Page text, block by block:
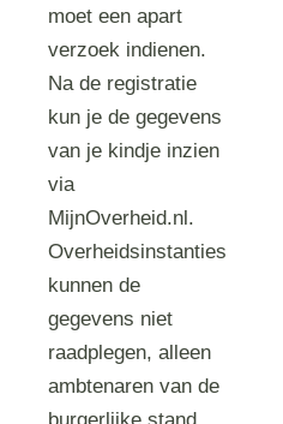
moet een apart
verzoek indienen.
Na de registratie
kun je de gegevens
van je kindje inzien
via
MijnOverheid.nl.
Overheidsinstanties
kunnen de
gegevens niet
raadplegen, alleen
ambtenaren van de